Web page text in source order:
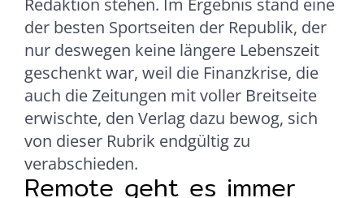
Redaktion stehen. Im Ergebnis stand eine
der besten Sportseiten der Republik, der
nur deswegen keine längere Lebenszeit
geschenkt war, weil die Finanzkrise, die
auch die Zeitungen mit voller Breitseite
erwischte, den Verlag dazu bewog, sich
von dieser Rubrik endgültig zu
verabschieden.
Remote geht es immer